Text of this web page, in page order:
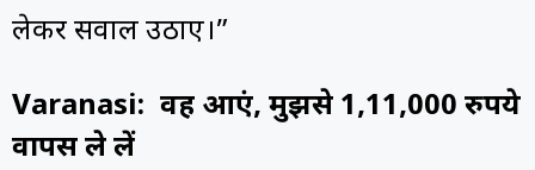
लेकर सवाल उठाए।”
Varanasi: वह आएं, मुझसे 1,11,000 रुपये
वापस ले लें